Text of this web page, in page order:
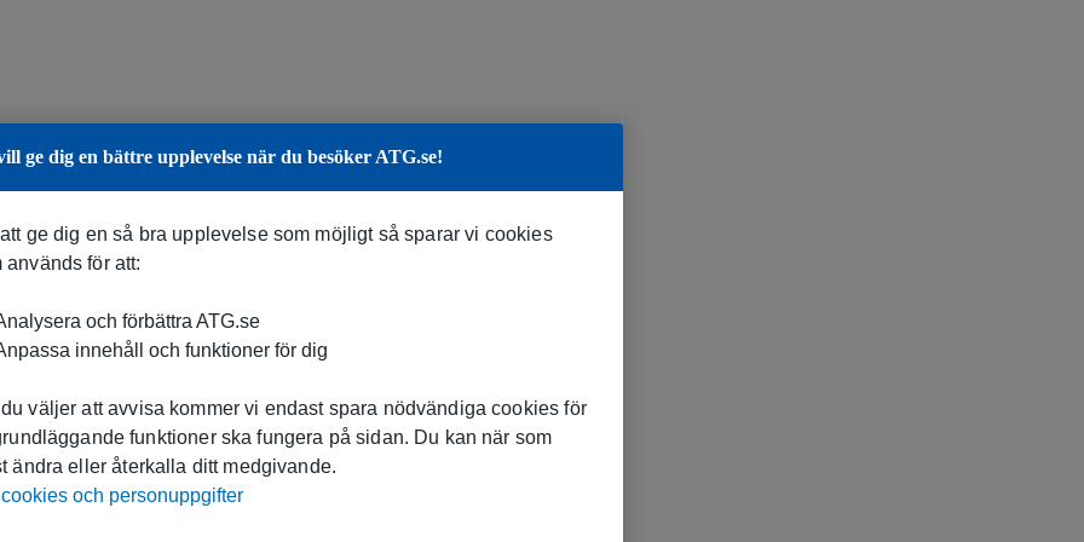
ge dig en bättre upplevelse när du besöker ATG.se!
ge dig en så bra upplevelse som möjligt så sparar vi cookies
används för att:
och förbättra ATG.se
innehåll och funktioner för dig
väljer att avvisa kommer vi endast spara nödvändiga cookies för
funktioner ska fungera på sidan. Du kan när som
ändra eller återkalla ditt medgivande.
och personuppgifter